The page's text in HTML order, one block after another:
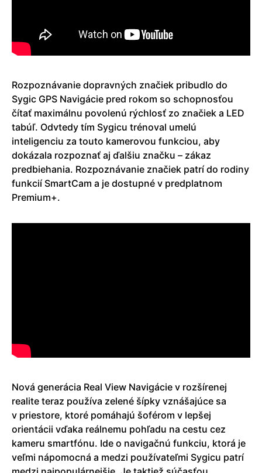
Rozpoznávanie dopravných značiek pribudlo do
Sygic GPS Navigácie pred rokom so schopnosťou
čítať maximálnu povolenú rýchlosť zo značiek a LED
tabúľ. Odvtedy tím Sygicu trénoval umelú
inteligenciu za touto kamerovou funkciou, aby
dokázala rozpoznať aj ďalšiu značku – zákaz
predbiehania. Rozpoznávanie značiek patrí do rodiny
funkcií SmartCam a je dostupné v predplatnom
Premium+.
Nová generácia Real View Navigácie v rozšírenej
realite teraz používa zelené šípky vznášajúce sa
v priestore, ktoré pomáhajú šoférom v lepšej
orientácii vďaka reálnemu pohľadu na cestu cez
kameru smartfónu. Ide o navigačnú funkciu, ktorá je
veľmi nápomocná a medzi používateľmi Sygicu patrí